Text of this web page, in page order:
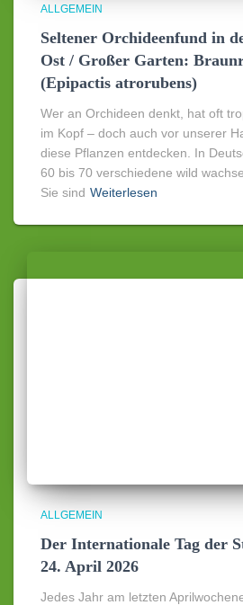
ALLGEMEIN
Seltener Orchideenfund in
Ost / Großer Garten:
(Epipactis atrorubens)
Wer an Orchideen denkt, hat oft
im Kopf – doch auch vor unserer
diese Pflanzen entdecken. In
60 bis 70 verschiedene wild
Sie sind Weiterlesen
ALLGEMEIN
Der Internationale Tag der
24. April 2026
Jedes Jahr am letzten